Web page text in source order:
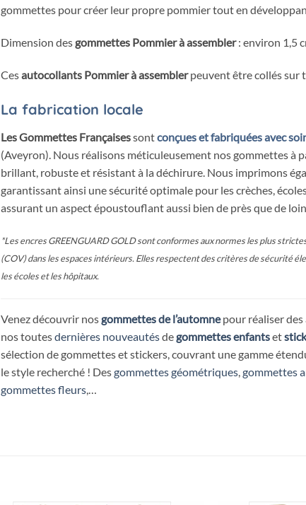
gommettes pour créer leur propre pommier tout en
Dimension des gommettes Pommier à assembler: environ 1,5
Cesautocollants Pommier à assemblerpeuvent être collés sur
La fabrication locale
Les Gommettes Françaisessontconçues et fabriquées avec
(Aveyron). Nous réalisons méticuleusement nos gommettes
brillant, robuste et résistant à la déchirure. Nous imprimons
garantissant ainsi une sécurité optimale pour les crèches,
assurant un aspect époustouflant aussi bien de près que de loin.
*Les encres GREENGUARD GOLD sont conformes aux normes les plus
(COV) dans les espaces intérieurs. Elles respectent des critères de sécurité
les écoles et les hôpitaux.
Venez découvrir nosgommettes de l’automnepour réaliser des
nos toutesdernières nouveautésdegommettes enfantset
sélection de gommettes et stickers, couvrant une gamme
le style recherché ! Desgommettes géométriques,gommettes
gommettes fleurs,…